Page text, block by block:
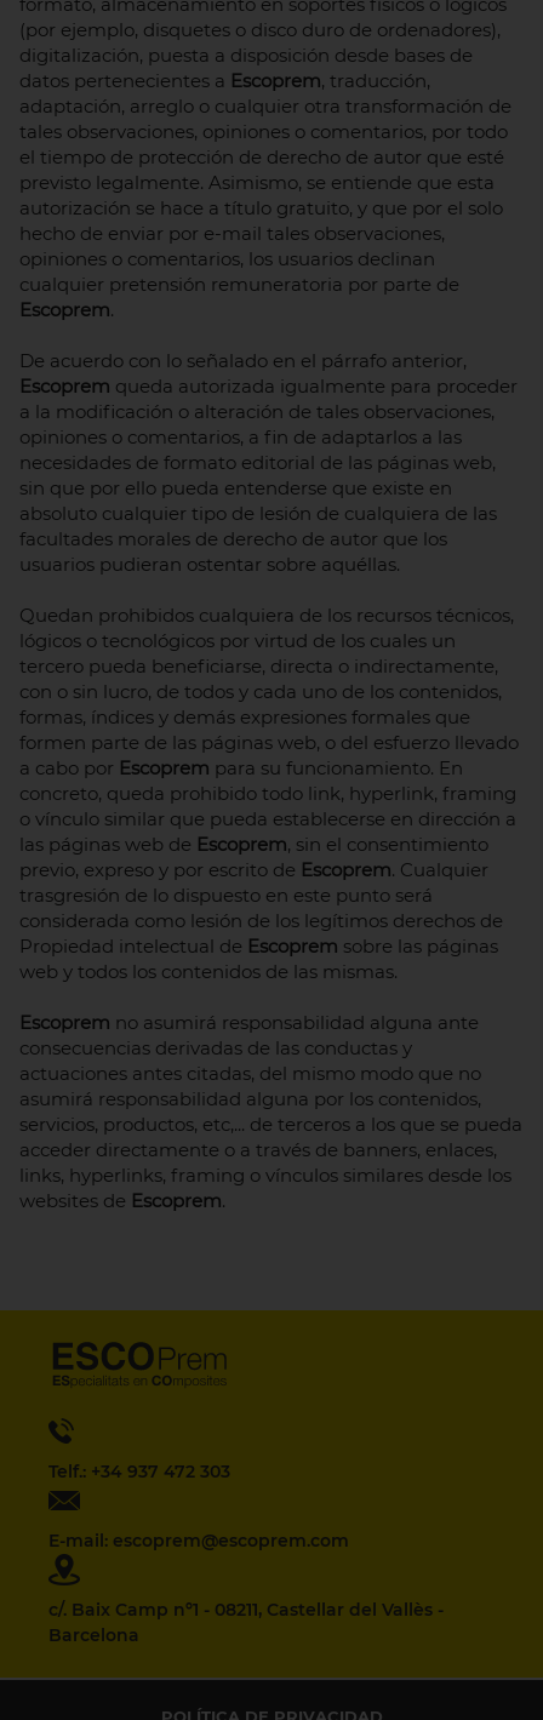
(por ejemplo, disquetes o disco duro de ordenadores),
digitalización, puesta a disposición desde bases de
datos pertenecientes a Escoprem, traducción,
adaptación, arreglo o cualquier otra transformación de
tales observaciones, opiniones o comentarios, por todo
el tiempo de protección de derecho de autor que esté
previsto legalmente. Asimismo, se entiende que esta
autorización se hace a título gratuito, y que por el solo
hecho de enviar por e-mail tales observaciones,
opiniones o comentarios, los usuarios declinan
cualquier pretensión remuneratoria por parte de
Escoprem.
De acuerdo con lo señalado en el párrafo anterior,
Escoprem queda autorizada igualmente para proceder
a la modificación o alteración de tales observaciones,
opiniones o comentarios, a fin de adaptarlos a las
necesidades de formato editorial de las páginas web,
sin que por ello pueda entenderse que existe en
absoluto cualquier tipo de lesión de cualquiera de las
facultades morales de derecho de autor que los
usuarios pudieran ostentar sobre aquéllas.
Quedan prohibidos cualquiera de los recursos técnicos,
lógicos o tecnológicos por virtud de los cuales un
tercero pueda beneficiarse, directa o indirectamente,
con o sin lucro, de todos y cada uno de los contenidos,
formas, índices y demás expresiones formales que
formen parte de las páginas web, o del esfuerzo llevado
a cabo por Escoprem para su funcionamiento. En
concreto, queda prohibido todo link, hyperlink, framing
o vínculo similar que pueda establecerse en dirección a
las páginas web de Escoprem, sin el consentimiento
previo, expreso y por escrito de Escoprem. Cualquier
trasgresión de lo dispuesto en este punto será
considerada como lesión de los legítimos derechos de
Propiedad intelectual de Escoprem sobre las páginas
web y todos los contenidos de las mismas.
Escoprem no asumirá responsabilidad alguna ante
consecuencias derivadas de las conductas y
actuaciones antes citadas, del mismo modo que no
asumirá responsabilidad alguna por los contenidos,
servicios, productos, etc,... de terceros a los que se pueda
acceder directamente o a través de banners, enlaces,
links, hyperlinks, framing o vínculos similares desde los
websites de Escoprem.
Telf.: +34 937 472 303
E-mail: escoprem@escoprem.com
c/. Baix Camp nº1 - 08211, Castellar del Vallès -
Barcelona
POLÍTICA DE PRIVACIDAD